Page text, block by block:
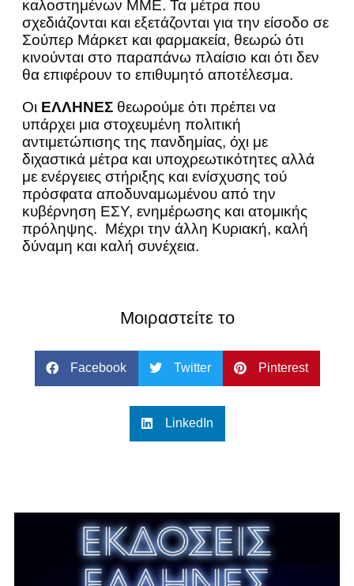
καλοστημένων ΜΜΕ. Τα μέτρα που
σχεδιάζονται και εξετάζονται για την είσοδο σε
Σούπερ Μάρκετ και φαρμακεία, θεωρώ ότι
κινούνται στο παραπάνω πλαίσιο και ότι δεν
θα επιφέρουν το επιθυμητό αποτέλεσμα.
Οι ΕΛΛΗΝΕΣ θεωρούμε ότι πρέπει να
υπάρχει μια στοχευμένη πολιτική
αντιμετώπισης της πανδημίας, όχι με
διχαστικά μέτρα και υποχρεωτικότητες αλλά
με ενέργειες στήριξης και ενίσχυσης τού
πρόσφατα αποδυναμωμένου από την
κυβέρνηση ΕΣΥ, ενημέρωσης και ατομικής
πρόληψης. Μέχρι την άλλη Κυριακή, καλή
δύναμη και καλή συνέχεια.
Μοιραστείτε το
Facebook Twitter Pinterest
LinkedIn